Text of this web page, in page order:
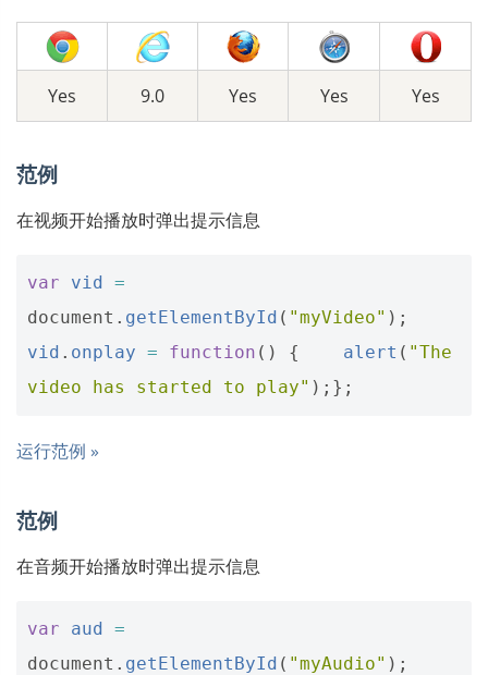
Yes 9.0 Yes Yes Yes
范例
在视频开始播放时弹出提示信息
var vid =
document . getElementById ( "myVideo" );
vid . onplay = function () { alert ( "The
video has started to play" );};
运行范例 »
范例
在音频开始播放时弹出提示信息
var aud =
document . getElementById ( "myAudio" );